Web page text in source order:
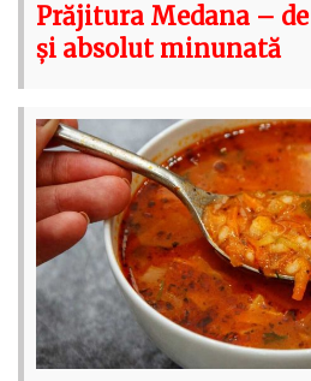
Prăjitura Medana –
și absolut minunată